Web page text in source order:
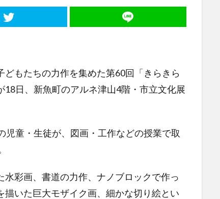
もたちの力作を集めた第60回「きらきら
日、新魚町のアルネ津山4階・市立文化展
童・生徒が、図画・工作などの授業で取
彩画、書道の力作、ナノブロックで作っ
いた巨大モザイク画、細かな切り絵とい